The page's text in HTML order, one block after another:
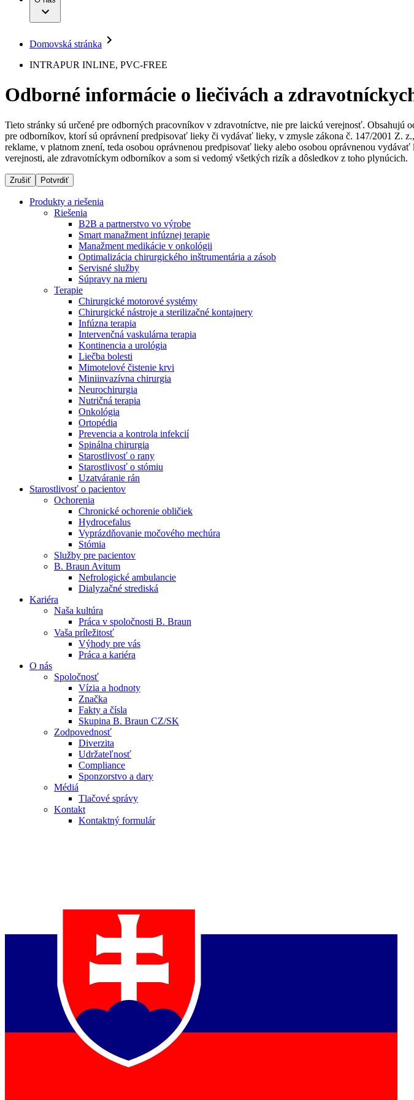
Liečba bolesti
Mimotelové čistenie krvi
Neurochirurgia
Onkológia
Ortopédia
Spinálna chirurgia
Starostlivosť o rany
Starostlivosť o stómiu
Uzatváranie rán
Terapie
Produktový katalóg​
Objavte naše produkty. ​Navštívte produktový katalóg B. Braun​ s našim kompletným produktovým
Ochorenia
Služby pre pacientov
Dialyzačné strediská
B. Braun Avitum poskytuje kvalitnú dialyzačnú starostlivosť vo všetkých svojich strediskách na
Vaša príležitosť
Nájdite si prácu u nás​
Objavte svoje kariérne príležitosti ​v B. Braun. Vyhľadajte náš trh práce​ pre zaujímavé pozície na
Médiá
Tlačové správy
Kontakt
Spoločnosť
Zodpovednosť
Médiá
Kontakt
Kontakt
Zostaňte v dialógu s B. Braun. Kontaktujte nás.
Domovská stránka
INTRAPUR INLINE, PVC-FREE
Odborné informácie o liečivách a
Tieto stránky sú určené pre odborných pracovníkov v zdravotníctve, nie pre laickú verejnosť.
pre odborníkov, ktorí sú oprávnení predpisovať lieky či vydávať lieky, v zmysle zákona č. 147/2001 Z.
reklame, v platnom znení, teda osobou oprávnenou predpisovať lieky alebo osobou oprávnenou
verejnosti, ale zdravotníckym odborníkov a som si vedomý všetkých rizík a dôsledkov z toho plynúcich.
Zrušiť Potvrdiť
Produkty a riešenia
Riešenia
B2B a partnerstvo vo výrobe
Smart manažment infúznej terapie
Manažment medikácie v onkológii
Optimalizácia chirurgického inštrumentária a zásob
Servisné služby
Súpravy na mieru
Terapie
Chirurgické motorové systémy
Chirurgické nástroje a sterilizačné kontajnery
Infúzna terapia
Intervenčná vaskulárna terapia
Kontinencia a urológia
Liečba bolesti
Mimotelové čistenie krvi
Miniinvazívna chirurgia
Neurochirurgia
Nutričná terapia
Onkológia
Ortopédia
Prevencia a kontrola infekcií
Spinálna chirurgia
Starostlivosť o rany
Starostlivosť o stómiu
Uzatváranie rán
Starostlivosť o pacientov
Ochorenia
Chronické ochorenie obličiek
Hydrocefalus
Vyprázdňovanie močového mechúra
Stómia
Služby pre pacientov
B. Braun Avitum
Nefrologické ambulancie
Dialyzačné strediská
Kariéra
Naša kultúra
Práca v spoločnosti B. Braun
Vaša príležitosť
Výhody pre vás
Práca a kariéra
O nás
Spoločnosť
Vízia a hodnoty
Značka
Fakty a čísla
Skupina B. Braun CZ/SK
Zodpovednosť
Diverzita
Udržateľnosť
Compliance
Sponzorstvo a dary
Médiá
Tlačové správy
Kontakt
Kontaktný formulár